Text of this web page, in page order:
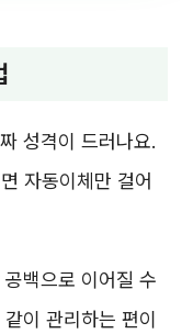
성격이 드러나요.
자동이체만 걸어
백으로 이어질 수
이 관리하는 편이